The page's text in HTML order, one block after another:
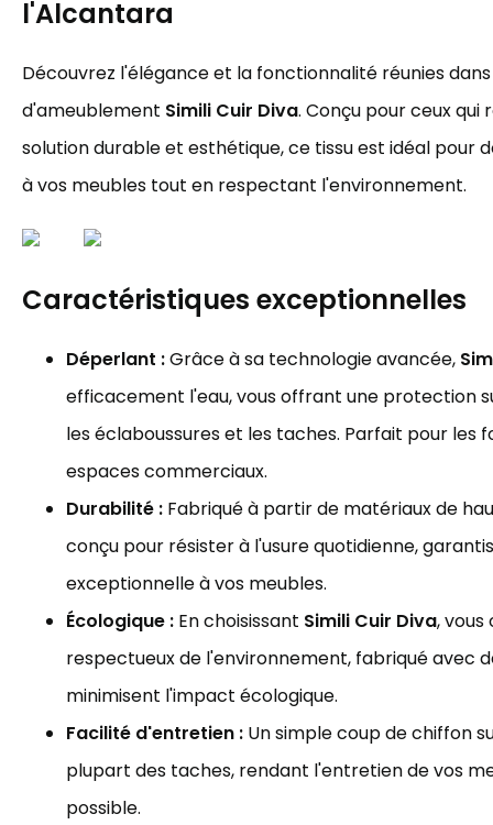
l'Alcantara
Découvrez l'élégance et la fonctionnalité réunies
d'ameublement Simili Cuir Diva. Conçu pour ceux
solution durable et esthétique, ce tissu est idéal pour
à vos meubles tout en respectant l'environnement.
Caractéristiques exceptionnelles
Déperlant :Grâce à sa technologie avancée,
efficacement l'eau, vous offrant une protection
les éclaboussures et les taches. Parfait pour les
espaces commerciaux.
Durabilité : Fabriqué à partir de matériaux de
conçu pour résister à l'usure quotidienne,
exceptionnelle à vos meubles.
Écologique : En choisissant Simili Cuir Diva,
respectueux de l'environnement, fabriqué avec
minimisent l'impact écologique.
Facilité d'entretien : Un simple coup de chiffon
plupart des taches, rendant l'entretien de vos
possible.